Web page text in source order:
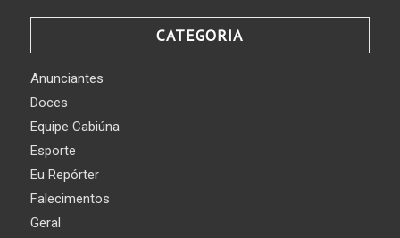
CATEGORIA
Anunciantes
Doces
Equipe Cabiúna
Esporte
Eu Repórter
Falecimentos
Geral